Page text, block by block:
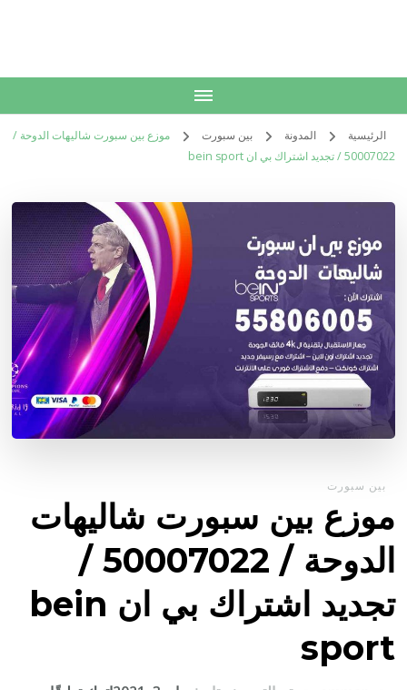
الرئيسية المدونة بين سبورت
موزع بين سبورت شاليهات الدوحة /
50007022 / تجديد اشتراك بي ان bein sport
بين سبورت
موزع بين سبورت شاليهات
الدوحة / 50007022 /
تجديد اشتراك بي ان bein
sport